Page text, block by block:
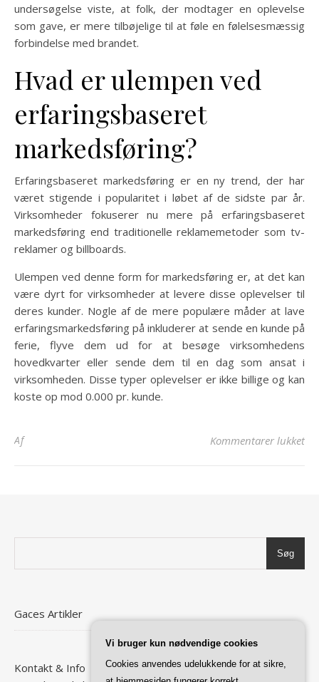
undersøgelse viste, at folk, der modtager en oplevelse
som gave, er mere tilbøjelige til at føle en følelsesmæssig
forbindelse med brandet.
Hvad er ulempen ved
erfaringsbaseret
markedsføring?
Erfaringsbaseret markedsføring er en ny trend, der har
været stigende i popularitet i løbet af de sidste par år.
Virksomheder fokuserer nu mere på erfaringsbaseret
markedsføring end traditionelle reklamemetoder som tv-
reklamer og billboards.
Ulempen ved denne form for markedsføring er, at det kan
være dyrt for virksomheder at levere disse oplevelser til
deres kunder. Nogle af de mere populære måder at lave
erfaringsmarkedsføring på inkluderer at sende en kunde på
ferie, flyve dem ud for at besøge virksomhedens
hovedkvarter eller sende dem til en dag som ansat i
virksomheden. Disse typer oplevelser er ikke billige og kan
koste op mod 0.000 pr. kunde.
Af Kommentarer lukkettil
Søg
Gaces Artikler
Kontakt & Info
Vi bruger kun nødvendige cookies
Cookies anvendes udelukkende for at sikre,